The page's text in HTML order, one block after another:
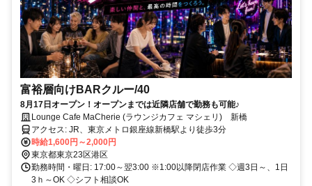
富裕層向けBARクルー/40
8月17日オープン！オープンまでは近隣店舗で勤務も可能♪
Lounge Cafe MaCherie (ラウンジカフェ マシェリ) 新橋
アクセス: JR、東京メトロ銀座線新橋駅より徒歩3分
時給1,600円～2,000円
東京都東京23区港区
勤務時間・曜日: 17:00～翌3:00 ※1:00以降閉店作業 ◇週3日～、1日
3ｈ～OK ◇シフト相談OK